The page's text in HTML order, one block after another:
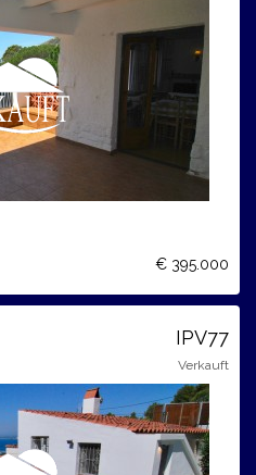
€ 395.000
IPV77
Verkauft